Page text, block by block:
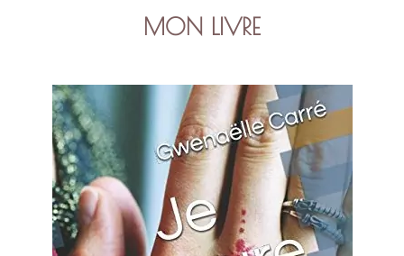
MON LIVRE